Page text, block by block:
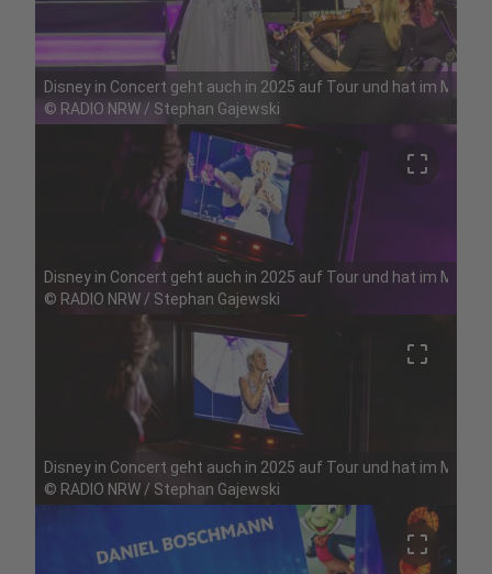
Disney in Concert geht auch in 2025 auf Tour und hat im Mai
© RADIO NRW / Stephan Gajewski
crop_free
Disney in Concert geht auch in 2025 auf Tour und hat im Mai
© RADIO NRW / Stephan Gajewski
crop_free
Disney in Concert geht auch in 2025 auf Tour und hat im Mai
© RADIO NRW / Stephan Gajewski
crop_free